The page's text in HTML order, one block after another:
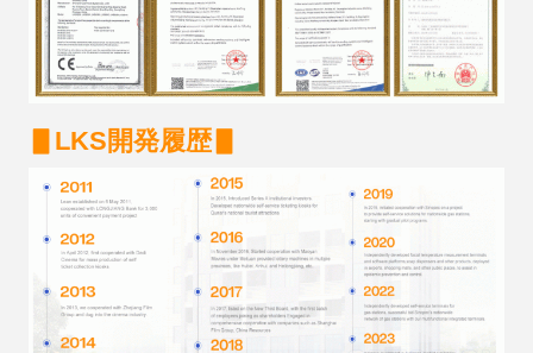
LKS開発履歴▋